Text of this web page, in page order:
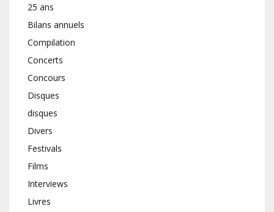
25 ans
Bilans annuels
Compilation
Concerts
Concours
Disques
disques
Divers
Festivals
Films
Interviews
Livres